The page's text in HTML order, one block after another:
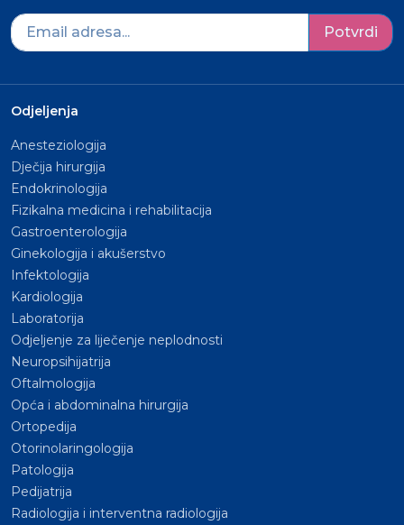
Potvrdi
Odjeljenja
Anesteziologija
Dječija hirurgija
Endokrinologija
Fizikalna medicina i rehabilitacija
Gastroenterologija
Ginekologija i akušerstvo
Infektologija
Kardiologija
Laboratorija
Odjeljenje za liječenje neplodnosti
Neuropsihijatrija
Oftalmologija
Opća i abdominalna hirurgija
Ortopedija
Otorinolaringologija
Patologija
Pedijatrija
Radiologija i interventna radiologija